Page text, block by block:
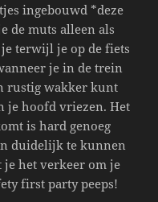
ingebouwd *deze
de muts alleen als
terwijl je op de fiets
je in de trein
rustig wakker kunt
je hoofd vriezen. Het
is hard genoeg
duidelijk te kunnen
je het verkeer om je
first party peeps!